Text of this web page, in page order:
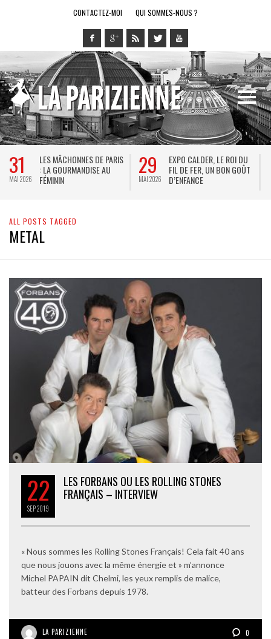
CONTACTEZ-MOI QUI SOMMES-NOUS ?
31
MAI 2026
LES MÂCHONNES DE PARIS
: LA GOURMANDISE AU
FÉMININ
29
MAI 2026
EXPO CALDER, LE ROI DU
FIL DE FER, UN BON GOÛT
D’ENFANCE
ALL POSTS TAGGED
METAL
22
SEP2019
LES FORBANS OU LES ROLLING STONES
FRANÇAIS – INTERVIEW
« Nous sommes les Rolling Stones Français! Cela fait 40 ans
que nous jouons avec la même énergie et » m’annonce
Michel PAPAIN dit Chelmi, les yeux remplis de malice,
batteur des Forbans depuis 1978.
LA PARIZIENNE 0